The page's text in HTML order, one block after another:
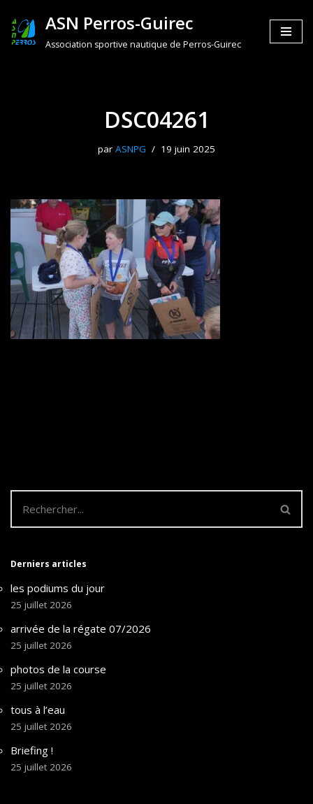
Aller
ASN Perros-Guirec
Association sportive nautique de Perros-Guirec
DSC04261
par ASNPG 19 juin 2025
Derniers articles
les podiums du jour
25 juillet 2026
arrivée de la régate 07/2026
25 juillet 2026
photos de la course
25 juillet 2026
tous à l’eau
25 juillet 2026
Briefing !
25 juillet 2026